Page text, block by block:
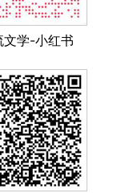
文学-小红书